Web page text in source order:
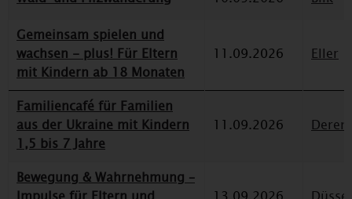
Gemeinsam spielen und
wachsen - plus! Für Eltern
mit Kindern ab 18 Monaten
11.09.2026 Eller
Familiencafé für Familien
aus der Ukraine mit Kindern
1,5 bis 7 Jahre
11.09.2026
Bewegung & Wahrnehmung –